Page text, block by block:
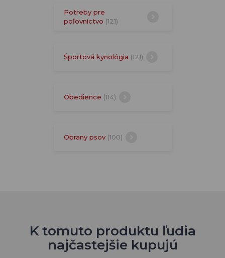
Potreby pre
poľovníctvo (121)
Športová kynológia (121)
Obedience (114)
Obrany psov (100)
K tomuto produktu ľudia
najčastejšie kupujú